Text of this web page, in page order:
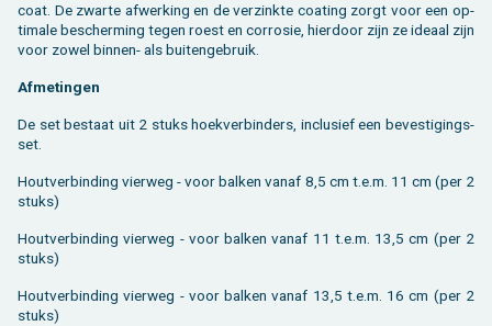
coat. De zwar­te af­wer­king en de ver­zink­te coa­ting zorgt voor een op­
ti­ma­le be­scher­ming tegen roest en cor­ro­sie, hier­door zijn ze ide­aal zijn
voor zowel bin­nen- als bui­ten­ge­bruik.
Af­me­tin­gen
De set be­staat uit 2 stuks hoek­ver­bin­ders, in­clu­sief een be­ves­ti­gings­
set.
Hout­ver­bin­ding vier­weg - voor bal­ken vanaf 8,5 cm t.e.m. 11 cm (per 2
stuks)
Hout­ver­bin­ding vier­weg - voor bal­ken vanaf 11 t.e.m. 13,5 cm (per 2
stuks)
Hout­ver­bin­ding vier­weg - voor bal­ken vanaf 13,5 t.e.m. 16 cm (per 2
stuks)